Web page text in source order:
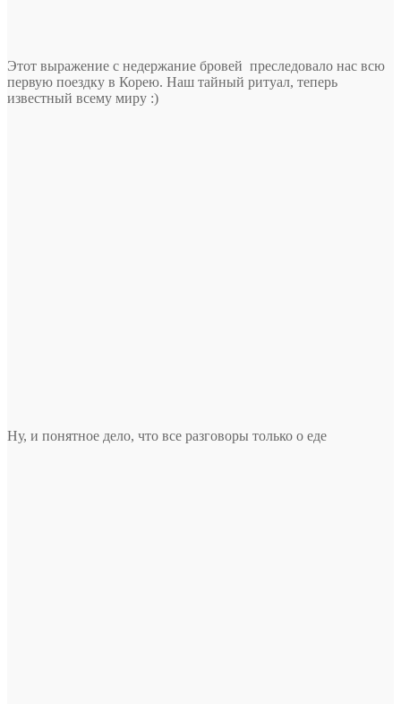
Этот выражение с недержание бровей преследовало нас всю
первую поездку в Корею. Наш тайный ритуал, теперь
известный всему миру :)
Ну, и понятное дело, что все разговоры только о еде